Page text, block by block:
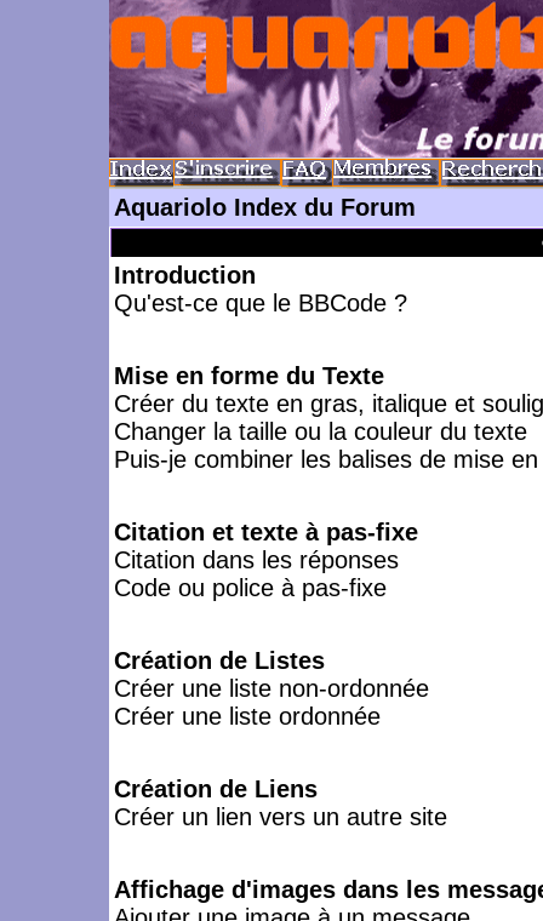
Aquariolo Index du Forum
Introduction
Qu'est-ce que le BBCode ?
Mise en forme du Texte
Créer du texte en gras, italique et
Changer la taille ou la couleur du texte
Puis-je combiner les balises de mise
Citation et texte à pas-fixe
Citation dans les réponses
Code ou police à pas-fixe
Création de Listes
Créer une liste non-ordonnée
Créer une liste ordonnée
Création de Liens
Créer un lien vers un autre site
Affichage d'images dans les